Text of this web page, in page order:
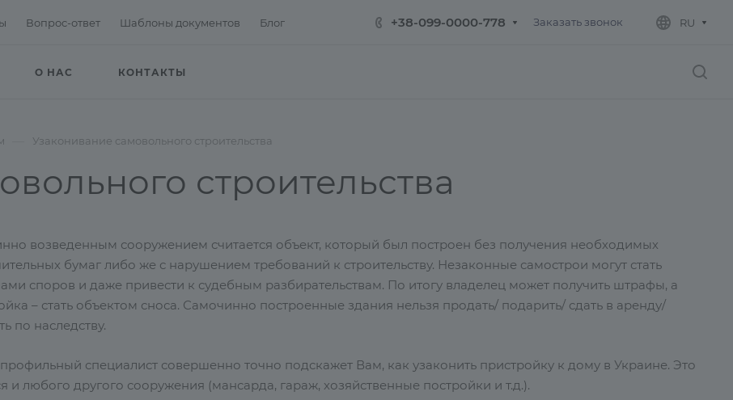
Вопрос-ответ Шаблоны документов Блог +38-099-0000-778 Заказать звонок RU
О НАС КОНТАКТЫ
Узаконивание самовольного строительства
строительства
возведенным сооружением считается объект, который был построен без получения необходимых
бумаг либо же с нарушением требований к строительству. Незаконные самострои могут стать
споров и даже привести к судебным разбирательствам. По итогу владелец может получить штрафы, а
– стать объектом сноса. Самочинно построенные здания нельзя продать/ подарить/ сдать в аренду/
по наследству.
специалист совершенно точно подскажет Вам, как узаконить пристройку к дому в Украине. Это
и любого другого сооружения (мансарда, гараж, хозяйственные постройки и т.д.).